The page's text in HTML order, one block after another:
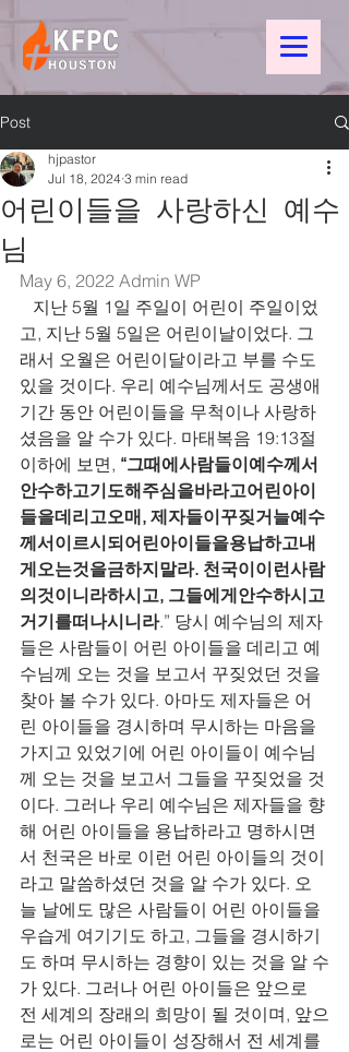
Post
어린이들을 사랑하신 예수
님
hjpastor
Jul 18, 2024 3 min read
May 6, 2022 Admin WP
지난 5월 1일 주일이 어린이 주일이었
고, 지난 5월 5일은 어린이날이었다. 그
래서 오월은 어린이달이라고 부를 수도
있을 것이다. 우리 예수님께서도 공생애
기간 동안 어린이들을 무척이나 사랑하
셨음을 알 수가 있다. 마태복음 19:13절
이하에 보면, “그때에사람들이예수께서
안수하고기도해주심을바라고어린아이
들을데리고오매, 제자들이꾸짖거늘예수
께서이르시되어린아이들을용납하고내
게오는것을금하지말라. 천국이이런사람
의것이니라하시고, 그들에게안수하시고
거기를떠나시니라.” 당시 예수님의 제자
들은 사람들이 어린 아이들을 데리고 예
수님께 오는 것을 보고서 꾸짖었던 것을
찾아 볼 수가 있다. 아마도 제자들은 어
린 아이들을 경시하며 무시하는 마음을
가지고 있었기에 어린 아이들이 예수님
께 오는 것을 보고서 그들을 꾸짖었을 것
이다. 그러나 우리 예수님은 제자들을 향
해 어린 아이들을 용납하라고 명하시면
서 천국은 바로 이런 어린 아이들의 것이
라고 말씀하셨던 것을 알 수가 있다. 오
늘 날에도 많은 사람들이 어린 아이들을
우습게 여기기도 하고, 그들을 경시하기
도 하며 무시하는 경향이 있는 것을 알 수
가 있다. 그러나 어린 아이들은 앞으로
전 세계의 장래의 희망이 될 것이며, 앞으
로는 어린 아이들이 성장해서 전 세계를